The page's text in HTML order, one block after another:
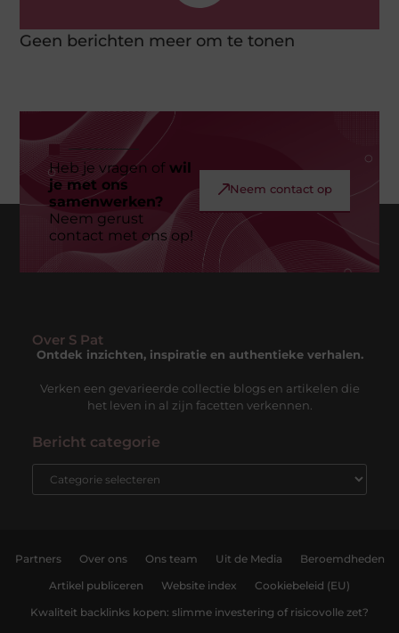
Geen berichten meer om te tonen
Heb je vragen ofwil
je met ons
samenwerken?
Neem gerust
contact met ons op!
Neem contact op
Over S Pat
Ontdek inzichten, inspiratie en authentieke verhalen.
Verken een gevarieerde collectie blogs en artikelen die
het leven in al zijn facetten verkennen.
Bericht categorie
Partners Over ons Ons team Uit de Media Beroemdheden
Artikel publiceren Website index Cookiebeleid (EU)
Kwaliteit backlinks kopen: slimme investering of risicovolle zet?